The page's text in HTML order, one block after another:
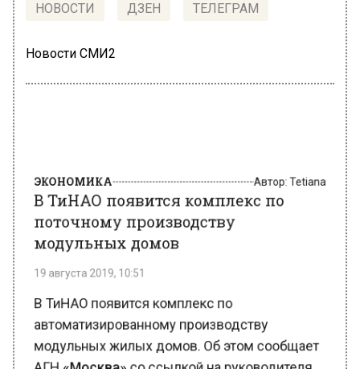
НОВОСТИ ДЗЕН ТЕЛЕГРАМ
Новости СМИ2
поточному производству
модульных домов
19 августа 2019, 10:51
В ТиНАО появится комплекс по
модульных жилых домов. Об этом сообщает
АГН«Москва»со ссылкой на руководителя
столичного департамента развития новых